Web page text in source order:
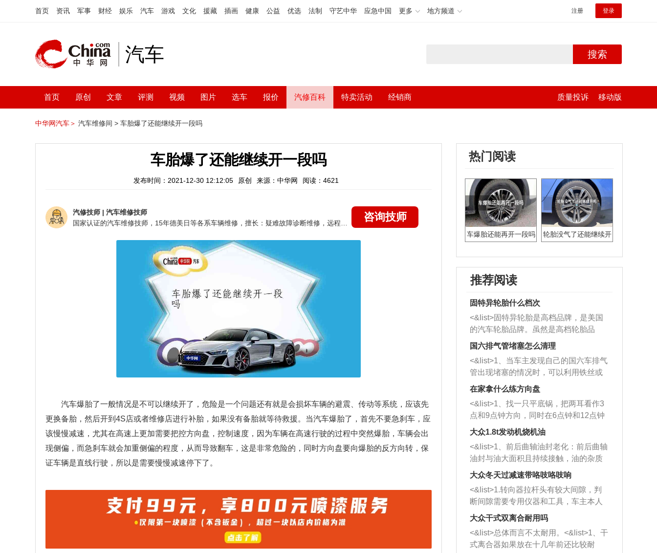
首页 资讯 军事 财经 娱乐 汽车 游戏 文化 援藏 插画 健康 公益 优选 法制 守艺中华 应急中国 更多 地方频道 注册 登录
汽车 搜索
首页 原创 文章 评测 视频 图片 选车 报价 汽修百科 特卖活动 经销商 质量投诉 移动版
中华网汽车＞ 汽车维修间 > 车胎爆了还能继续开一段吗
车胎爆了还能继续开一段吗
发布时间：2021-12-30 12:12:05 原创 来源：中华网 阅读：4621
汽修技师 | 汽车维修技师
咨询技师
汽车爆胎了一般情况是不可以继续开了，危险是一个问题还有就是会损坏车辆的避震、传动等系统，应该先
更换备胎，然后开到4S店或者维修店进行补胎，如果没有备胎就等待救援。当汽车爆胎了，首先不要急刹车，应
该慢慢减速，尤其在高速上更加需要把控方向盘，控制速度，因为车辆在高速行驶的过程中突然爆胎，车辆会出
现侧偏，而急刹车就会加重侧偏的程度，从而导致翻车，这是非常危险的，同时方向盘要向爆胎的反方向转，保
证车辆是直线行驶，所以是需要慢慢减速停下了。
热门阅读
车爆胎还能再开一段吗
轮胎没气了还能继续开
推荐阅读
固特异轮胎什么档次
<&list>固特异轮胎是高档品牌，是美国
的汽车轮胎品牌。虽然是高档轮胎品
牌，但是中高低端的轮胎都有生产，这
也是为了更好的开拓市场。
国六排气管堵塞怎么清理
<&list>1、当车主发现自己的国六车排气
管出现堵塞的情况时，可以利用铁丝或
者是细棍，直接将杂物给取出来，如果
堵塞情况比较严重，也可以采取应急措
施。 <&list>2、直接利用木棍将所有的
杂物推到排气管里面的位置处，然后将
三元催化器拆解开，就可以将堵塞的东
西取出来。但如果是因为积碳过多引起
的堵塞，就需要将三元催化器泡在草酸
洗剂对堵塞的情况得到解决，将清洗剂
放在燃油箱中，与燃油混合后，车辆启
动时，就可以和汽油一起进入到燃烧
室，最后形成废气排出，就可以让三元
催化器得到清洗，排气管堵塞的情况就
能够得到解决。
在家拿什么练方向盘
<&list>1、找一只平底锅，把两耳看作3
点和9点钟方向，同时在6点钟和12点钟
方向做一个标记。 <&list>2、双手握住
一圈半的练习，往右同样也要打相同的
圈数。 <&list>3、最后强调要反复练
习，这样就可以形成肌肉记忆，在真实
驾驶车辆时，不需要记忆也能打好方
向。
大众1.8t发动机烧机油
<&list>1、前后曲轴油封老化：前后曲轴
油封与油大面积且持续接触，油的杂质
和发动机内持续温度变化使其密封效果
逐渐减弱，导致渗油或漏油。<&list>2、
活塞间隙过大：积碳会使活塞环与缸体
的间隙扩大，导致机油流入燃烧室中，
造成烧机油。<&list>3、机油粘度。使用
机油粘度过小的话，同样会有烧机油现
象，机油粘度过小具有很好的流动性，
大众冬天过减速带咯吱咯吱响
<&list>1.转向器拉杆头有较大间隙，判
断间隙需要专用仪器和工具，车主本人
无法制作，需要将车辆送到修理厂或4s
店；<&list>2.车辆半轴套管防尘罩破
裂，破裂后会出现漏油现象，使半轴磨
损严重，磨损的半轴容易损坏，产生异
大众干式双离合耐用吗
<&list>总体而言不太耐用。<&list>1、干
式离合器如果放在十几年前还比较耐